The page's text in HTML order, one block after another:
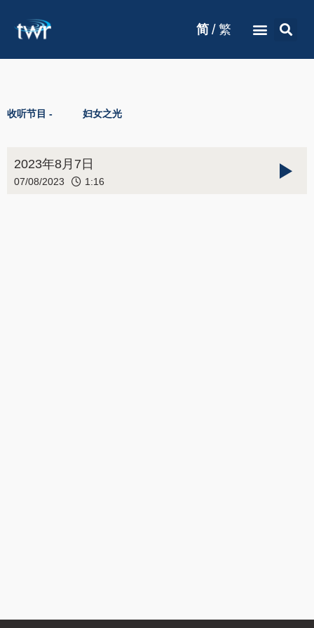
简 / 繁
收听节目 - 妇女之光
2023年8月7日
07/08/2023 1:16